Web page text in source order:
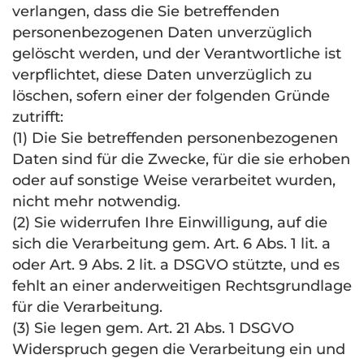
verlangen, dass die Sie betreffenden
personenbezogenen Daten unverzüglich
gelöscht werden, und der Verantwortliche ist
verpflichtet, diese Daten unverzüglich zu
löschen, sofern einer der folgenden Gründe
zutrifft:
(1) Die Sie betreffenden personenbezogenen
Daten sind für die Zwecke, für die sie erhoben
oder auf sonstige Weise verarbeitet wurden,
nicht mehr notwendig.
(2) Sie widerrufen Ihre Einwilligung, auf die
sich die Verarbeitung gem. Art. 6 Abs. 1 lit. a
oder Art. 9 Abs. 2 lit. a DSGVO stützte, und es
fehlt an einer anderweitigen Rechtsgrundlage
für die Verarbeitung.
(3) Sie legen gem. Art. 21 Abs. 1 DSGVO
Widerspruch gegen die Verarbeitung ein und